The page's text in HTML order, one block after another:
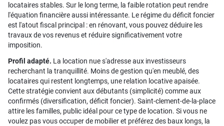
locataires stables. Sur le long terme, la faible rotation peut rendre
l'équation financière aussi intéressante. Le régime du déficit foncier
est l'atout fiscal principal : en rénovant, vous pouvez déduire les
travaux de vos revenus et réduire significativement votre
imposition.
Profil adapté. La location nue s'adresse aux investisseurs
recherchant la tranquillité. Moins de gestion qu'en meublé, des
locataires qui restent longtemps, une relation locative apaisée.
Cette stratégie convient aux débutants (simplicité) comme aux
confirmés (diversification, déficit foncier). Saint-clement-de-la-place
attire les familles, public idéal pour ce type de location. Si vous ne
voulez pas vous occuper de mobilier et préférez des baux longs, la